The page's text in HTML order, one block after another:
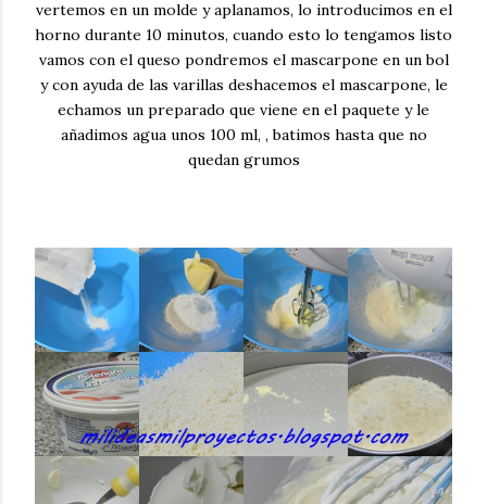
vertemos en un molde y aplanamos, lo introducimos en el
horno durante 10 minutos, cuando esto lo tengamos listo
vamos con el queso pondremos el mascarpone en un bol
y con ayuda de las varillas deshacemos el mascarpone, le
echamos un preparado que viene en el paquete y le
añadimos agua unos 100 ml, , batimos hasta que no
quedan grumos